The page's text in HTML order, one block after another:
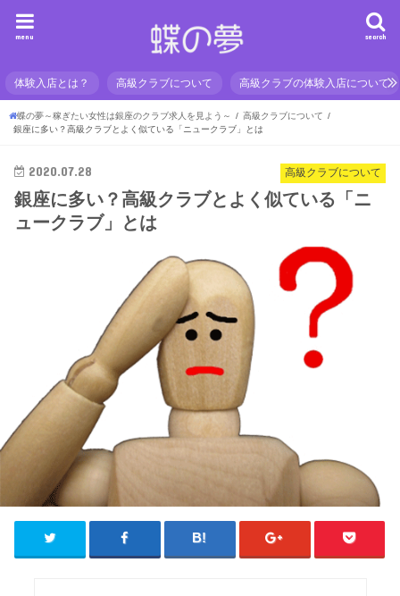
search
menu
体験入店とは？ 高級クラブについて 高級クラブの体験入店について
蝶の夢～稼ぎたい女性は銀座のクラブ求人を見よう～
高級クラブについて
銀座に多い？高級クラブとよく似ている「ニュークラブ」とは
高級クラブについて
2020.07.28
銀座に多い？高級クラブとよく似ている「ニ
ュークラブ」とは